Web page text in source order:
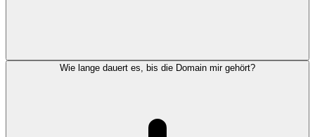
Wie lange dauert es, bis die Domain mir gehört?